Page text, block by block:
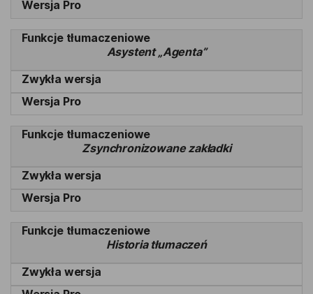
Asystent „Agenta”
Zsynchronizowane zakładki
Historia tłumaczeń